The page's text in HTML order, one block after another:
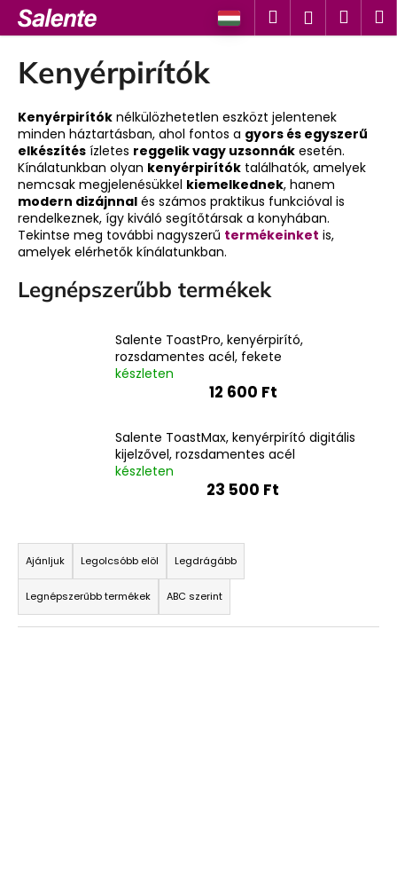
Ugrás
fő
tartalomhoz
Keresés
Kenyérpirítók
Kenyérpirítók nélkülözhetetlen eszközt jelentenek
minden háztartásban, ahol fontos a gyors és egyszerű
elkészítés ízletes reggelik vagy uzsonnák esetén.
Kínálatunkban olyan kenyérpirítók találhatók, amelyek
nemcsak megjelenésükkel kiemelkednek, hanem
modern dizájnnal és számos praktikus funkcióval is
rendelkeznek, így kiváló segítőtársak a konyhában.
Tekintse meg további nagyszerű termékeinket is,
amelyek elérhetők kínálatunkban.
Legnépszerűbb termékek
Salente ToastPro, kenyérpirító,
rozsdamentes acél, fekete
készleten
12 600 Ft
Salente ToastMax, kenyérpirító digitális
kijelzővel, rozsdamentes acél
készleten
23 500 Ft
T
e
r
m
é
Ajánljuk Legolcsóbb elöl Legdrágább
Legnépszerűbb termékek ABC szerint
o
i
t
k
e
r
e
s
?
KERESÉS